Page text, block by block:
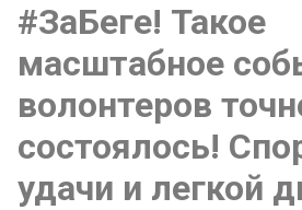
#ЗаБеге! Такое
масштабное
волонтеров
состоялось!
удачи и легкой